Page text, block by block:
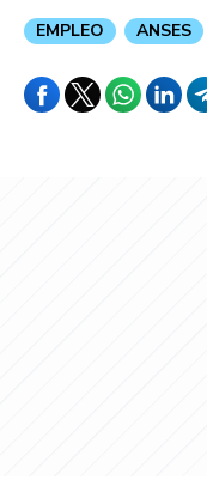
EMPLEO ANSES